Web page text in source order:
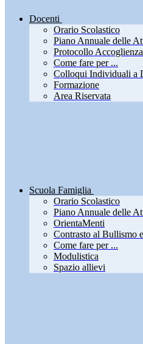
Docenti
Orario Scolastico
Piano Annuale delle
Protocollo
Come fare per ...
Colloqui Individuali a
Formazione
Area Riservata
Scuola Famiglia
Orario Scolastico
Piano Annuale delle
OrientaMenti
Contrasto al Bullismo
Come fare per ...
Modulistica
Spazio allievi